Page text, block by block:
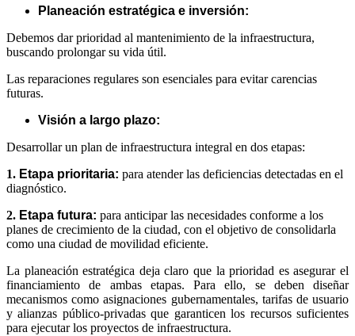
Planeación estratégica e inversión:
Debemos dar prioridad al mantenimiento de la infraestructura,
buscando prolongar su vida útil.
Las reparaciones regulares son esenciales para evitar carencias
futuras.
Visión a largo plazo:
Desarrollar un plan de infraestructura integral en dos etapas:
1. Etapa prioritaria: para atender las deficiencias detectadas en el
diagnóstico.
2. Etapa futura: para anticipar las necesidades conforme a los
planes de crecimiento de la ciudad, con el objetivo de consolidarla
como una ciudad de movilidad eficiente.
La planeación estratégica deja claro que la prioridad es asegurar el
financiamiento de ambas etapas. Para ello, se deben diseñar
mecanismos como asignaciones gubernamentales, tarifas de usuario
y alianzas público-privadas que garanticen los recursos suficientes
para ejecutar los proyectos de infraestructura.